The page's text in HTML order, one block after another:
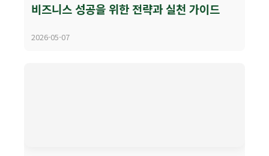
비즈니스 성공을 위한 전략과 실천 가이드
2026-05-07